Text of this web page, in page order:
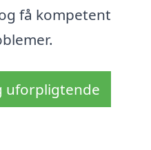
få kompetent
uforpligtende